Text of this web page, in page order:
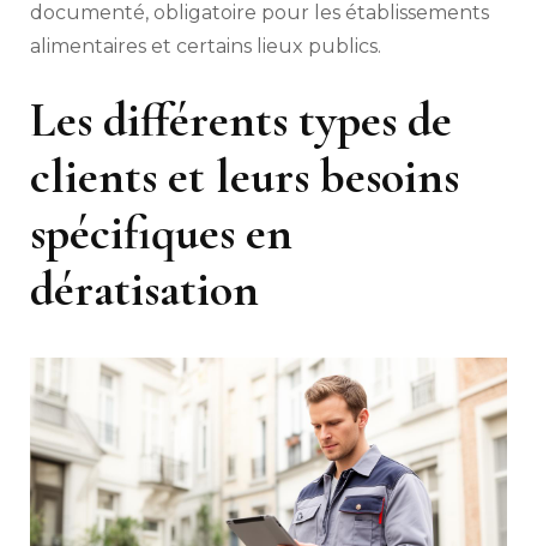
documenté, obligatoire pour les établissements
alimentaires et certains lieux publics.
Les différents types de
clients et leurs besoins
spécifiques en
dératisation